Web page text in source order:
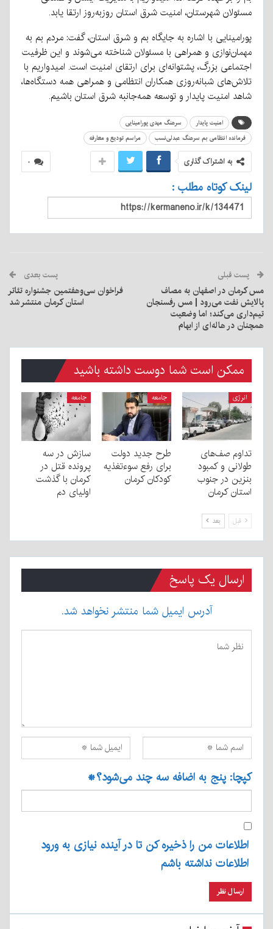
مسئولان شهرستان، امنیت شرق استان روزبه‌روز ارتقا یابد.
پورامینایی با اشاره به جایگاه بم و شرق استان، گفت: مردم بم به
مهمان‌نوازی و همراهی با مسئولان شناخته می‌شوند و این ظرفیت
اجتماعی بزرگ، پشتوانه‌ای برای ارتقای امنیت است. امیدواریم با
تلاش‌های شبانه‌روزی همکاران انتظامی و همراهی همه دستگاه‌ها،
شاهد امنیت پایدار و توسعه همه‌جانبه شرق استان باشیم.
امنیت پایدار
سرهنگ مهدی پورامینایی
فرمانده انتظامی بم سرهنگ عبدلی‌نسب
مراسم تودیع و معارفه
۰ به اشتراک گذاری
لینک کوتاه مطلب :
پست قبلی
مس کرمان در اصفهان به مصاف
پالایش نفت می‌رود | مس رفسنجان
تیم‌داری می‌کند؛ اما وضعیت
همچنان در هاله‌ای از ابهام
پست بعدی
فراخوان سی‌وهفتمین جشنواره تئاتر
استان کرمان منتشر شد
ممکن است شما دوست داشته باشید
انرژی
تداوم صف‌های
طولانی و کمبود
بنزین در جنوب
استان کرمان
جامعه
طرح جدید دولت
برای رفع سوءتغذیه
کودکان کرمان
جامعه
سازش در سه
پرونده قتل در
کرمان با گذشت
اولیای دم
قبل بعد
ارسال یک پاسخ
آدرس ایمیل شما منتشر نخواهد شد.
کپچا: پنج به اضافه سه چند می‌شود؟*
اطلاعات من را ذخیره کن تا در آینده نیازی به ورود
اطلاعات نداشته باشم